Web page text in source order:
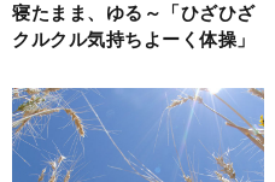
寝たまま、ゆる～「ひざひざ
クルクル気持ちよーく体操」